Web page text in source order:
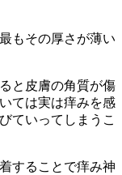
もその厚さが薄い
と皮膚の角質が傷
ては実は痒みを感
ていってしまうこ
することで痒み神